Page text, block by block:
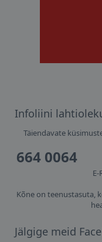
Infoliini
Täiendavate
664 0064
Kõne on teenustasuta,
Jälgige meid